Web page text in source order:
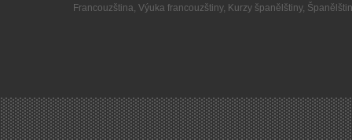
Francouzština,Výuka francouzštiny, Kurzy španělštiny,